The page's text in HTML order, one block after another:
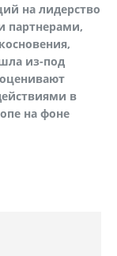
на лидерство
партнерами,
из-под
в
на фоне